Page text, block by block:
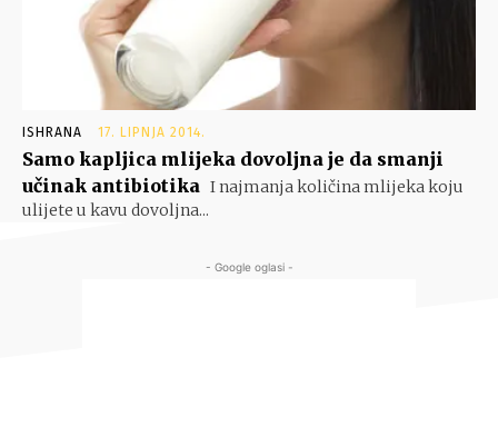
ISHRANA 17. LIPNJA 2014.
Samo kapljica mlijeka dovoljna je da smanji
učinak antibiotika I najmanja količina mlijeka koju
ulijete u kavu dovoljna...
- Google oglasi -